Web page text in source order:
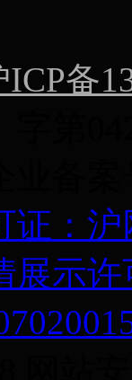
备
字第
备案
证：
展示许